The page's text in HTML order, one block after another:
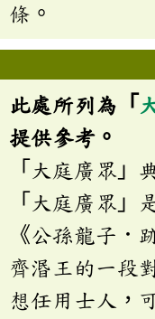
條。
此處所列為「
提供參考。
「大庭廣眾」
「大庭廣眾」
《公孫龍子．
齊湣王的一段
想任用士人，